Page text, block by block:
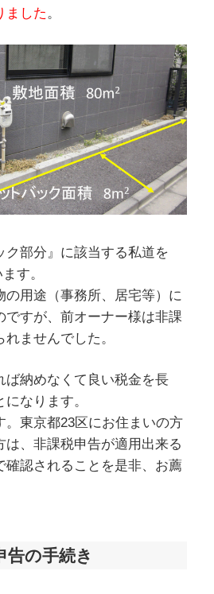
ました。
ク部分』に該当する私道を
す。
の用途（事務所、居宅等）に
ですが、前オーナー様は非課
ませんでした。
ば納めなくて良い税金を長
なります。
。東京都23区にお住まいの方
は、非課税申告が適用出来る
確認されることを是非、お薦
告の手続き